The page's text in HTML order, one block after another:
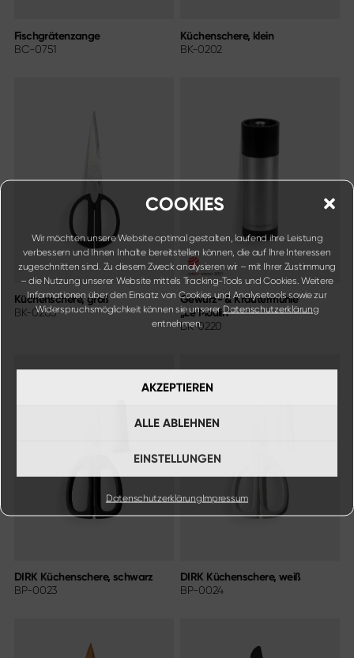
COOKIES
Wir möchten unsere Website optimal gestalten, laufend ihre Leistung
verbessern und Ihnen Inhalte bereitstellen können, die auf Ihre Interessen
zugeschnitten sind. Zu diesem Zweck analysieren wir – mit Ihrer Zustimmung
– die Nutzung unserer Website mittels Tracking-Tools und Cookies. Weitere
Informationen über den Einsatz von Cookies und Analysetools sowie zur
Widerspruchsmöglichkeit können sie unsererDatenschutzerklärung
entnehmen.
AKZEPTIEREN
ALLE ABLEHNEN
EINSTELLUNGEN
DatenschutzerklärungImpressum
Fischgrätenzange
BC-0751
Küchenschere, klein
BK-0202
Küchenschere, groß
BK-0203
Gewürz- & Kräutermühle
„Le Moulin“
BK-0220
DIRK Küchenschere, schwarz
BP-0023
DIRK Küchenschere, weiß
BP-0024